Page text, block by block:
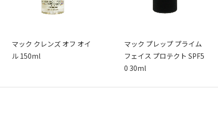
マック クレンズ オフ オイ
ル 150ml
マック プレップ プライム
フェイス プロテクト SPF5
0 30ml